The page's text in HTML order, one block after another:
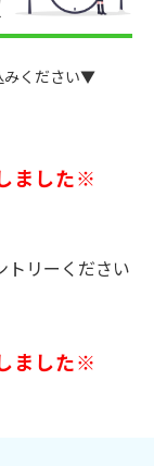
みください▼
ました※
リーください
ました※